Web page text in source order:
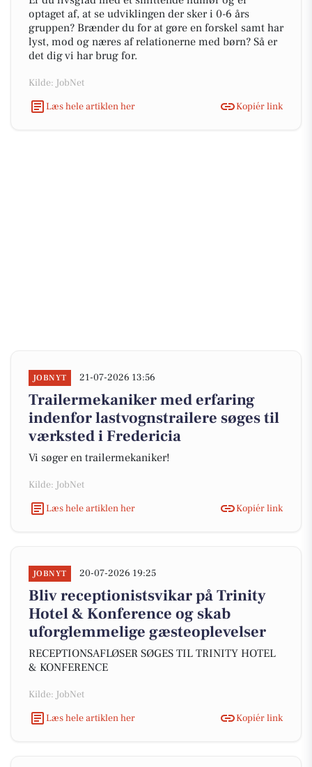
optaget af, at se udviklingen der sker i 0-6 års
gruppen? Brænder du for at gøre en forskel samt har
lyst, mod og næres af relationerne med børn? Så er
det dig vi har brug for.
Kilde: JobNet
Læs hele artiklen her
Kopiér link
JOBNYT 21-07-2026 13:56
Trailermekaniker med erfaring
indenfor lastvognstrailere søges til
værksted i Fredericia
Vi søger en trailermekaniker!
Kilde: JobNet
Læs hele artiklen her
Kopiér link
JOBNYT 20-07-2026 19:25
Bliv receptionistsvikar på Trinity
Hotel & Konference og skab
uforglemmelige gæsteoplevelser
RECEPTIONSAFLØSER SØGES TIL TRINITY HOTEL
& KONFERENCE
Kilde: JobNet
Læs hele artiklen her
Kopiér link